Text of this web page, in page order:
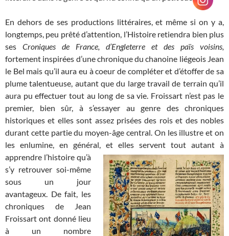
En dehors de ses productions littéraires, et même si on y a,
longtemps, peu prêté d’attention, l’Histoire retiendra bien plus
ses Croniques de France, d’Engleterre et des païs voisins,
fortement inspirées d’une chronique du chanoine liégeois Jean
le Bel mais qu’il aura eu à coeur de compléter et d’étoffer de sa
plume talentueuse, autant que du large travail de terrain qu’il
aura pu effectuer tout au long de sa vie. Froissart n’est pas le
premier, bien sûr, à s’essayer au genre des chroniques
historiques et elles sont assez prisées des rois et des nobles
durant cette partie du moyen-âge central. On les illustre et on
les enlumine, en général, et elles servent tout autant à
apprendre l’histoire qu’à
s’y retrouver soi-même
sous un jour
avantageux. De fait, les
chroniques de Jean
Froissart ont donné lieu
à un nombre